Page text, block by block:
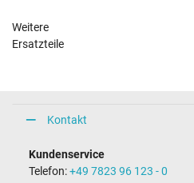
Weitere
Ersatzteile
Kontakt
Kundenservice
Telefon:+49 7823 96 123 - 0